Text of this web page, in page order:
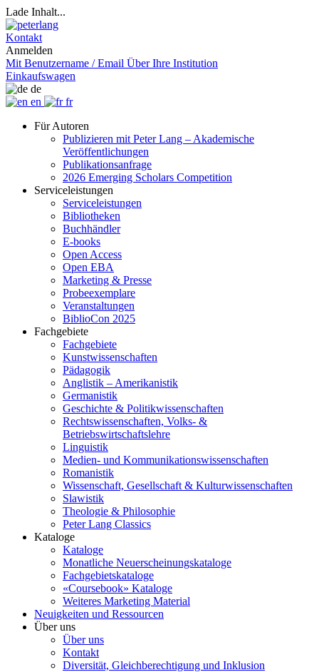
Lade Inhalt...
Kontakt
Anmelden
Mit Benutzername / Email Über Ihre Institution
Einkaufswagen
de
en
fr
Für Autoren
Publizieren mit Peter Lang – Akademische
Veröffentlichungen
Publikationsanfrage
2026 Emerging Scholars Competition
Serviceleistungen
Serviceleistungen
Bibliotheken
Buchhändler
E-books
Open Access
Open EBA
Marketing & Presse
Probeexemplare
Veranstaltungen
BiblioCon 2025
Fachgebiete
Fachgebiete
Kunstwissenschaften
Pädagogik
Anglistik – Amerikanistik
Germanistik
Geschichte & Politikwissenschaften
Rechtswissenschaften, Volks- &
Betriebswirtschaftslehre
Linguistik
Medien- und Kommunikationswissenschaften
Romanistik
Wissenschaft, Gesellschaft & Kulturwissenschaften
Slawistik
Theologie & Philosophie
Peter Lang Classics
Kataloge
Kataloge
Monatliche Neuerscheinungskataloge
Fachgebietskataloge
«Coursebook» Kataloge
Weiteres Marketing Material
Neuigkeiten und Ressourcen
Über uns
Über uns
Kontakt
Diversität, Gleichberechtigung und Inklusion